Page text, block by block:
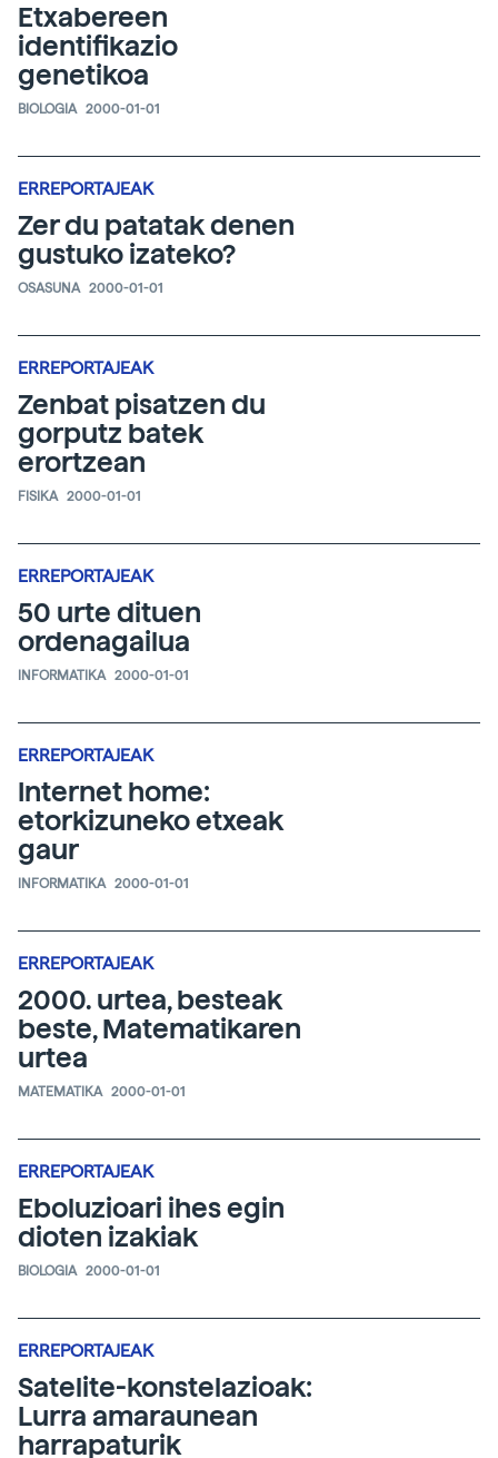
Etxabereen
identifikazio
genetikoa
BIOLOGIA 2000-01-01
ERREPORTAJEAK
Zer du patatak denen
gustuko izateko?
OSASUNA 2000-01-01
ERREPORTAJEAK
Zenbat pisatzen du
gorputz batek
erortzean
FISIKA 2000-01-01
ERREPORTAJEAK
50 urte dituen
ordenagailua
INFORMATIKA 2000-01-01
ERREPORTAJEAK
Internet home:
etorkizuneko etxeak
gaur
INFORMATIKA 2000-01-01
ERREPORTAJEAK
2000. urtea, besteak
beste, Matematikaren
urtea
MATEMATIKA 2000-01-01
ERREPORTAJEAK
Eboluzioari ihes egin
dioten izakiak
BIOLOGIA 2000-01-01
ERREPORTAJEAK
Satelite-konstelazioak:
Lurra amaraunean
harrapaturik